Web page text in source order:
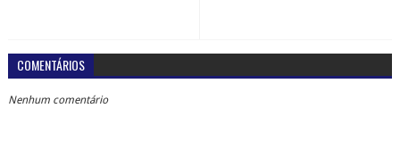
COMENTÁRIOS
Nenhum comentário